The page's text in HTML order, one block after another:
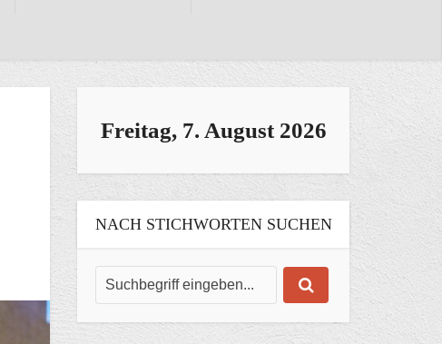
Freitag, 7. August 2026
NACH STICHWORTEN SUCHEN